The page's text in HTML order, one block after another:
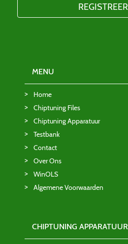
MENU
Home
Chiptuning Files
Chiptuning Apparatuur
Testbank
Contact
Over Ons
WinOLS
Algemene Voorwaarden
CHIPTUNING APPARATUUR